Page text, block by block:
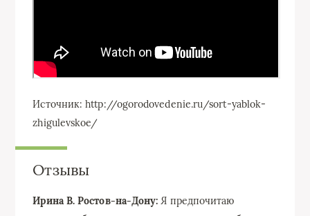
Источник: http://ogorodovedenie.ru/sort-yablok-
zhigulevskoe/
Отзывы
Ирина В. Ростов-на-Дону: Я предпочитаю